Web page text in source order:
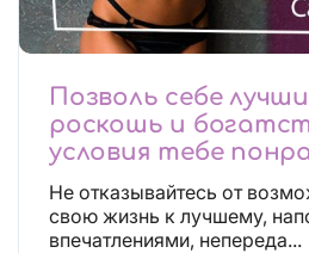
Позволь себе
роскошь и
условия тебе
Действительно
условия и
Не отказывайтесь от
свою жизнь к лучшему,
впечатлениями, непереда...